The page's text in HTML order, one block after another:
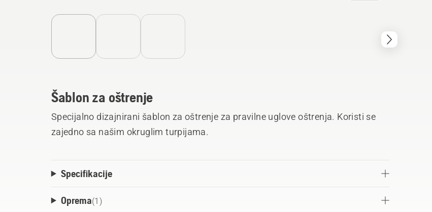
Šablon za oštrenje
Specijalno dizajnirani šablon za oštrenje za pravilne uglove oštrenja. Koristi se
zajedno sa našim okruglim turpijama.
Specifikacije
Oprema(1 )